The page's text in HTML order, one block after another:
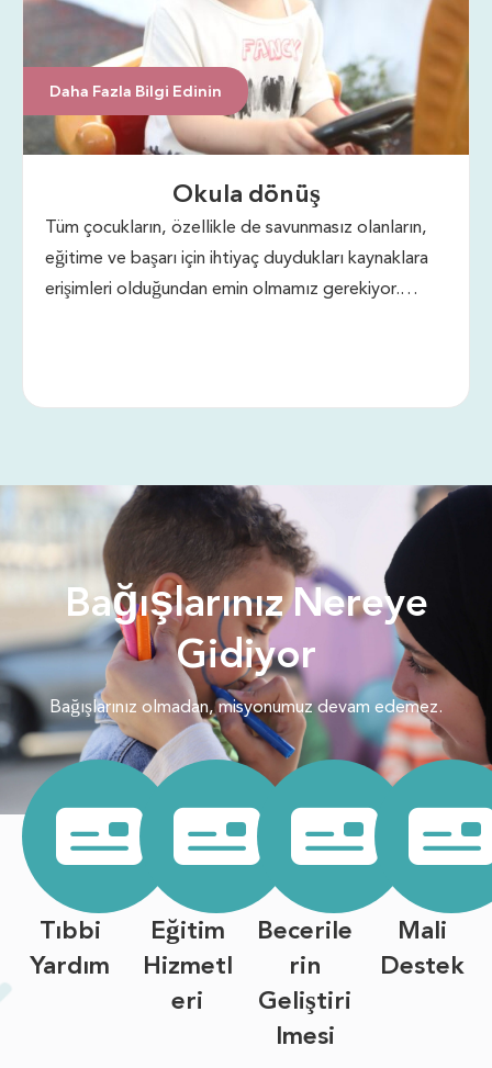
Daha Fazla Bilgi Edinin
Okula dönüş
Tüm çocukların, özellikle de savunmasız olanların,
eğitime ve başarı için ihtiyaç duydukları kaynaklara
erişimleri olduğundan emin olmamız gerekiyor.
Bağışlarınız Nereye
Gidiyor
Bağışlarınız olmadan, misyonumuz devam edemez.
Tıbbi
Yardım
Eğitim
Hizmetl
eri
Becerile
rin
Geliştiri
lmesi
Mali
Destek